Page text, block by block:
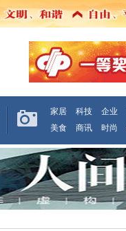
家居 科技 企业
美食
商讯 时尚